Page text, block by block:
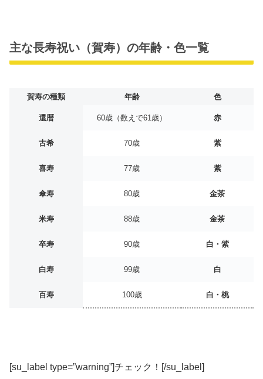
主な長寿祝い（賀寿）の年齢・色一覧
賀寿の種類 年齢 色
還暦 60歳（数えで61歳） 赤
古希 70歳 紫
喜寿 77歳 紫
傘寿 80歳 金茶
米寿 88歳 金茶
卒寿 90歳 白・紫
白寿 99歳 白
百寿 100歳 白・桃
[su_label type=”warning”]チェック！[/su_label]